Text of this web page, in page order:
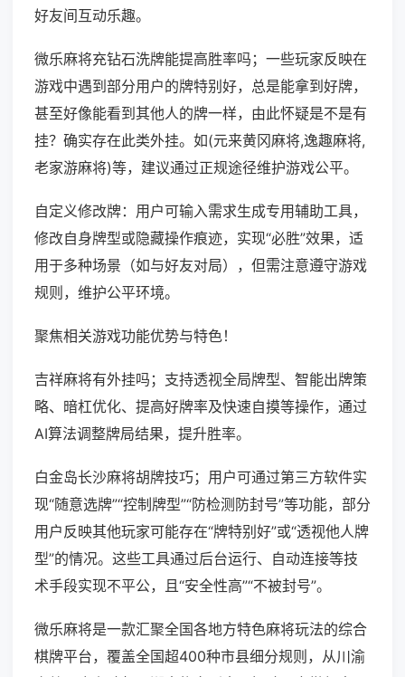
好友间互动乐趣。
微乐麻将充钻石洗牌能提高胜率吗；一些玩家反映在
游戏中遇到部分用户的牌特别好，总是能拿到好牌，
甚至好像能看到其他人的牌一样，由此怀疑是不是有
挂？确实存在此类外挂。如(元来黄冈麻将,逸趣麻将,
老家游麻将)等，建议通过正规途径维护游戏公平。
自定义修改牌：用户可输入需求生成专用辅助工具，
修改自身牌型或隐藏操作痕迹，实现“必胜”效果，适
用于多种场景（如与好友对局），但需注意遵守游戏
规则，维护公平环境。
聚焦相关游戏功能优势与特色！
吉祥麻将有外挂吗；支持透视全局牌型、智能出牌策
略、暗杠优化、提高好牌率及快速自摸等操作，通过
AI算法调整牌局结果，提升胜率。
白金岛长沙麻将胡牌技巧；用户可通过第三方软件实
现“随意选牌”“控制牌型”“防检测防封号”等功能，部分
用户反映其他玩家可能存在“牌特别好”或“透视他人牌
型”的情况。这些工具通过后台运行、自动连接等技
术手段实现不平公，且“安全性高”“不被封号”。
微乐麻将是一款汇聚全国各地方特色麻将玩法的综合
棋牌平台，覆盖全国超400种市县细分规则，从川渝